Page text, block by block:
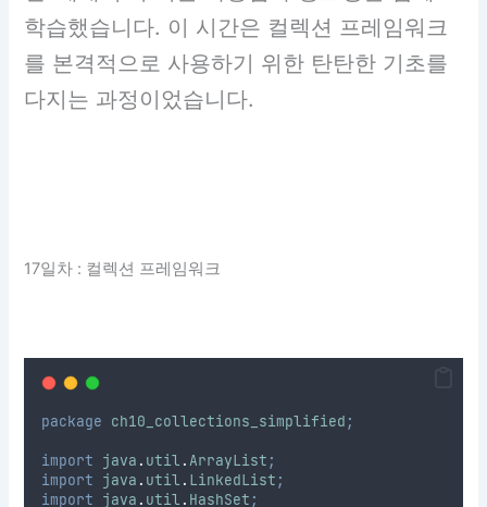
학습했습니다. 이 시간은 컬렉션 프레임워크
를 본격적으로 사용하기 위한 탄탄한 기초를
다지는 과정이었습니다.
17일차 : 컬렉션 프레임워크
package ch10_collections_simplified ;
import java . util .ArrayList ;
import java . util . LinkedList ;
import java . util . HashSet ;